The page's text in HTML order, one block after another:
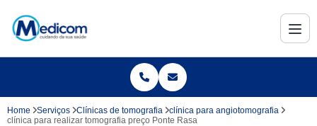
Home Serviços Clínicas de tomografia
clínica para angiotomografia
clínica para realizar tomografia preço Ponte Rasa